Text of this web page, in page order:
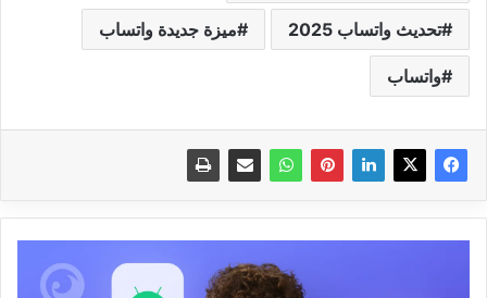
تحديث واتساب 2025 ميزة جديدة واتساب
واتساب